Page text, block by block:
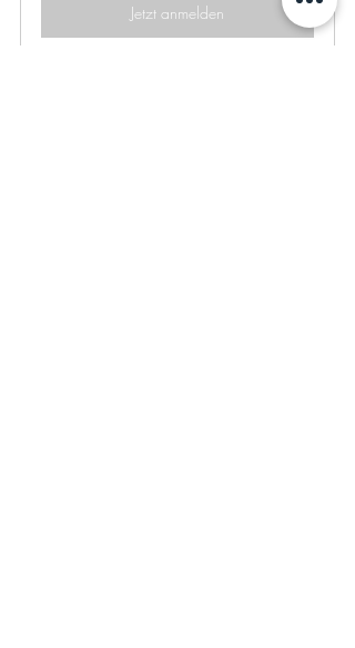
Jetzt anmelden